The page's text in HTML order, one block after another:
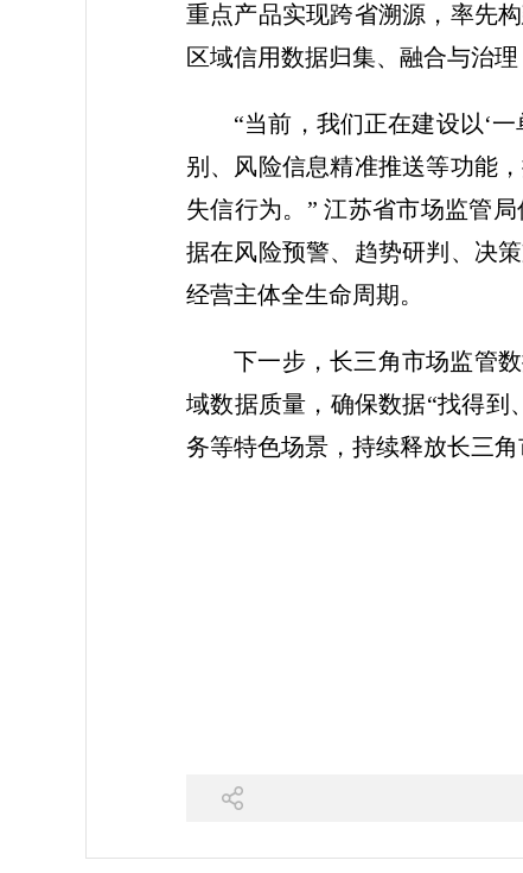
重点产品实现跨省溯源，率先
区域信用数据归集、融合与治
“当前，我们正在建设以‘
别、风险信息精准推送等功能
失信行为。” 江苏省市场监管
据在风险预警、趋势研判、决
经营主体全生命周期。
下一步，长三角市场监管
域数据质量，确保数据“找得到
务等特色场景，持续释放长三